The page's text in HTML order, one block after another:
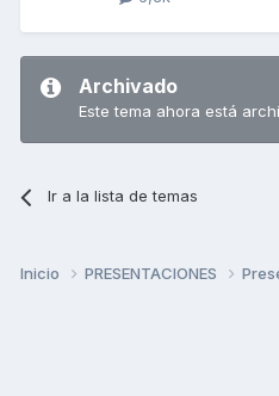
Archivado
Este tema ahora está
Ir a la lista de temas
Inicio PRESENTACIONES